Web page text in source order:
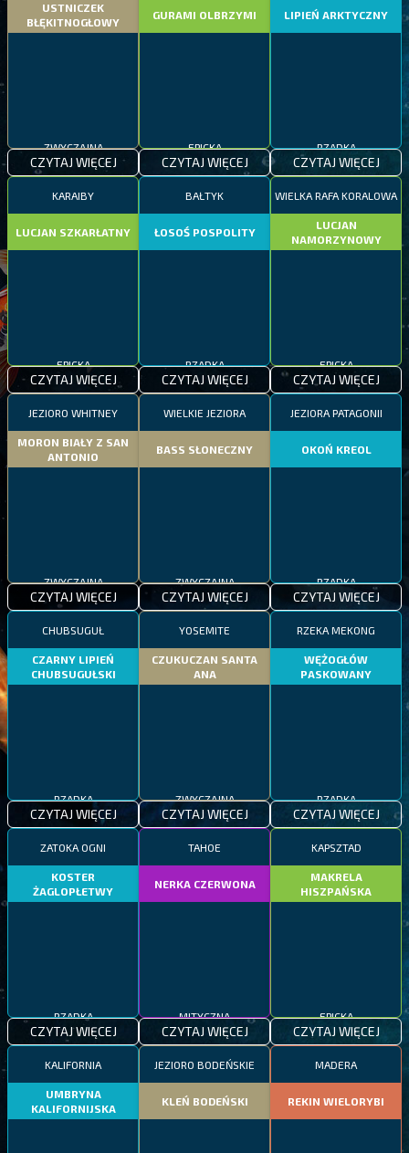
USTNICZEK
BŁĘKITNOGŁOWY
ZWYCZAJNA
CZYTAJ WIĘCEJ
GURAMI OLBRZYMI
EPICKA
CZYTAJ WIĘCEJ
LIPIEŃ ARKTYCZNY
RZADKA
CZYTAJ WIĘCEJ
KARAIBY
LUCJAN SZKARŁATNY
EPICKA
CZYTAJ WIĘCEJ
BAŁTYK
ŁOSOŚ POSPOLITY
RZADKA
CZYTAJ WIĘCEJ
WIELKA RAFA KORALOWA
LUCJAN
NAMORZYNOWY
EPICKA
CZYTAJ WIĘCEJ
JEZIORO WHITNEY
MORON BIAŁY Z SAN
ANTONIO
ZWYCZAJNA
CZYTAJ WIĘCEJ
WIELKIE JEZIORA
BASS SŁONECZNY
ZWYCZAJNA
CZYTAJ WIĘCEJ
JEZIORA PATAGONII
OKOŃ KREOL
RZADKA
CZYTAJ WIĘCEJ
CHUBSUGUŁ
CZARNY LIPIEŃ
CHUBSUGUŁSKI
RZADKA
CZYTAJ WIĘCEJ
YOSEMITE
CZUKUCZAN SANTA
ANA
ZWYCZAJNA
CZYTAJ WIĘCEJ
RZEKA MEKONG
WĘŻOGŁÓW
PASKOWANY
RZADKA
CZYTAJ WIĘCEJ
ZATOKA OGNI
KOSTER
ŻAGLOPŁETWY
RZADKA
CZYTAJ WIĘCEJ
TAHOE
NERKA CZERWONA
MITYCZNA
CZYTAJ WIĘCEJ
KAPSZTAD
MAKRELA
HISZPAŃSKA
EPICKA
CZYTAJ WIĘCEJ
KALIFORNIA
UMBRYNA
KALIFORNIJSKA
JEZIORO BODEŃSKIE
KLEŃ BODEŃSKI
MADERA
REKIN WIELORYBI